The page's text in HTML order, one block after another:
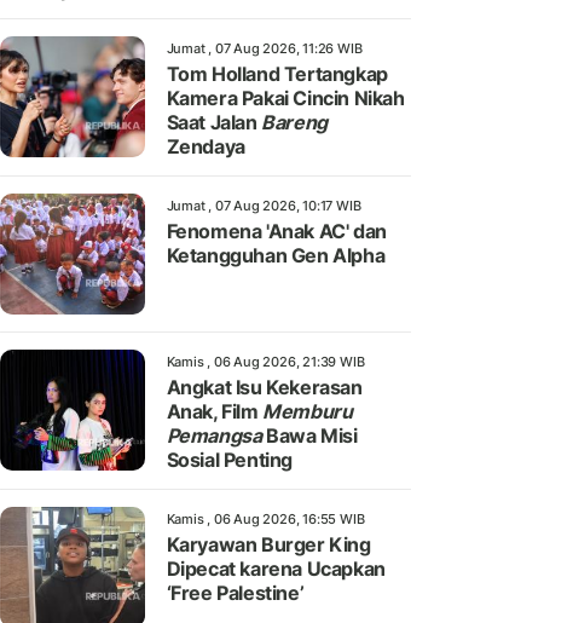
Jumat , 07 Aug 2026, 11:26 WIB
Tom Holland Tertangkap
Kamera Pakai Cincin Nikah
Saat Jalan Bareng
Zendaya
Jumat , 07 Aug 2026, 10:17 WIB
Fenomena 'Anak AC' dan
Ketangguhan Gen Alpha
Kamis , 06 Aug 2026, 21:39 WIB
Angkat Isu Kekerasan
Anak, Film Memburu
PemangsaBawa Misi
Sosial Penting
Kamis , 06 Aug 2026, 16:55 WIB
Karyawan Burger King
Dipecat karena Ucapkan
‘Free Palestine’